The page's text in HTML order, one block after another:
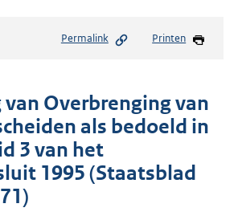
Permalink Printen
Overbrenging van
als bedoeld in
3 van het
1995 (Staatsblad